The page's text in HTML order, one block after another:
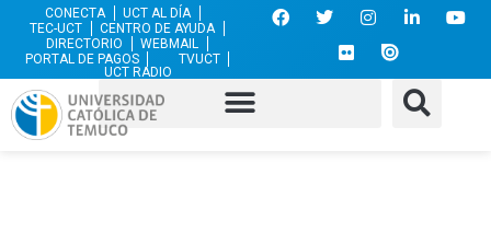
CONECTA
UCT AL DÍA
TEC-UCT
CENTRO DE AYUDA
DIRECTORIO
WEBMAIL
PORTAL DE PAGOS
TVUCT
UCT RADIO